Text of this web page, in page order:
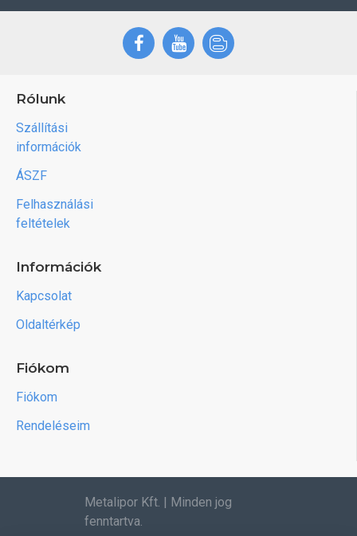
Rólunk
Szállítási
információk
ÁSZF
Felhasználási
feltételek
Információk
Kapcsolat
Oldaltérkép
Fiókom
Fiókom
Rendeléseim
Metalipor Kft. | Minden jog
fenntartva.